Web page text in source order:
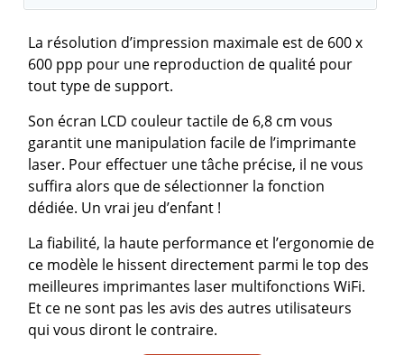
La résolution d’impression maximale est de 600 x
600 ppp pour une reproduction de qualité pour
tout type de support.
Son écran LCD couleur tactile de 6,8 cm vous
garantit une manipulation facile de l’imprimante
laser. Pour effectuer une tâche précise, il ne vous
suffira alors que de sélectionner la fonction
dédiée. Un vrai jeu d’enfant !
La fiabilité, la haute performance et l’ergonomie de
ce modèle le hissent directement parmi le top des
meilleures imprimantes laser multifonctions WiFi.
Et ce ne sont pas les avis des autres utilisateurs
qui vous diront le contraire.